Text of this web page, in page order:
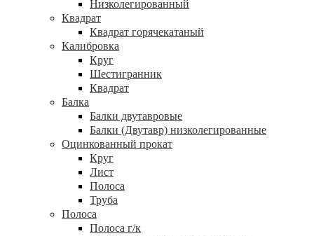
Низколегированный
Квадрат
Квадрат горячекатаный
Калибровка
Круг
Шестигранник
Квадрат
Балка
Балки двутавровые
Балки (Двутавр) низколегированные
Оцинкованный прокат
Круг
Лист
Полоса
Труба
Полоса
Полоса г/к